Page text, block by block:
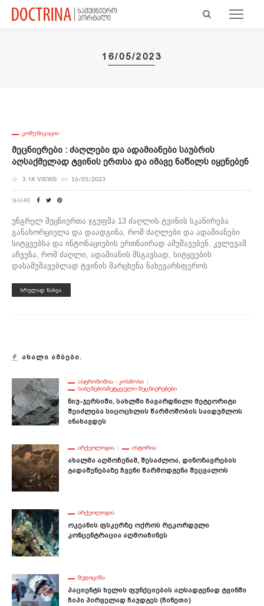
16/05/2023
ᲙᲝᲛᲣᲜᲘᲙᲐᲪᲘᲐ
Მეცნიერები : Ძაღლები Და Ადამიანები Საუბრის
Აღსაქმელად Ტვინის Ერთსა Და Იმავე Ნაწილს Იყენებენ
3.1K VIEWS on 16/05/2023
SHARE
უნგრელ მეცნიერთა ჯგუფმა 13 ძაღლის ტვინის სკანირება
განახორციელა და დაადგინა, რომ ძაღლები და ადამიანები
სიტყვებსა და ინტონაციების ერთნაირად ამუშავებენ. კვლევამ
აჩვენა, რომ ძაღლი, ადამიანის მსგავსად, სიტყვების
დასამუშავებლად ტვინის მარცხენა ნახევარსფეროს
ᲡᲠᲣᲚᲐᲓ ᲜᲐᲮᲕᲐ
ᲐᲮᲐᲚᲘ ᲐᲛᲑᲔᲑᲘ.
ᲐᲡᲢᲠᲝᲜᲝᲛᲘᲐ - ᲙᲝᲡᲛᲝᲡᲘ
ᲡᲐᲑᲣᲜᲔᲑᲘᲡᲛᲔᲢᲧᲕᲔᲚᲝ ᲛᲔᲪᲜᲘᲔᲠᲔᲑᲔᲑᲘ
Ნიუ-Ჯერსიში, Სახლში Ჩავარდნილი Მეტეორიტი
Შეიძლება Სიცოცხლის Წარმოშობის Საიდუმლოს
Ინახავდეს
ᲐᲠᲥᲔᲝᲚᲝᲒᲘᲐ ᲘᲡᲢᲝᲠᲘᲐ
Ახალმა Აღმოჩენამ, Შესაძლოა, Დინოზავრების
Გადაშენებაზე Ჩვენი Წარმოდგენა Შეცვალოს
ᲐᲠᲥᲔᲝᲚᲝᲒᲘᲐ
Ოკეანის Ფსკერზე Ოქროს Რეკორდული
Კონცენტრაცია Აღმოაჩინეს
ᲛᲔᲓᲘᲪᲘᲜᲐ
Პაციენტს Ხელის Ფუნქციების Აღსადგენად Ტვინში
Ჩიპი Პირველად Ჩაუდგეს (ჩინეთი)